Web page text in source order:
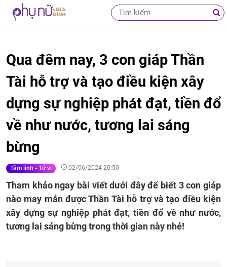
Qua đêm nay, 3 con giáp Thần
Tài hỗ trợ và tạo điều kiện xây
dựng sự nghiệp phát đạt, tiền đổ
về như nước, tương lai sáng
bừng
Tâm linh - Tử vi 02/06/2024 20:50
Tham khảo ngay bài viết dưới đây để biết 3 con giáp
nào may mắn được Thần Tài hỗ trợ và tạo điều kiện
xây dựng sự nghiệp phát đạt, tiền đổ về như nước,
tương lai sáng bừng trong thời gian này nhé!